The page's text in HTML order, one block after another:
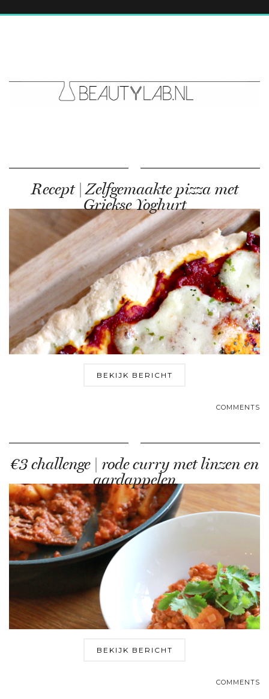
Recept | Zelfgemaakte pizza met
Griekse Yoghurt
BEKIJK BERICHT
COMMENTS
€3 challenge | rode curry met linzen en
aardappelen
BEKIJK BERICHT
COMMENTS